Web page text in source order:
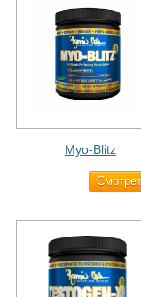
Myo-Blitz